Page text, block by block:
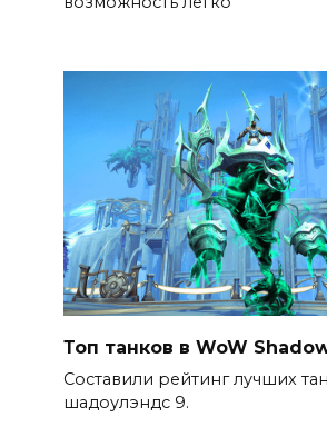
Топ танков в WoW
Составили рейтинг лучших
шадоулэндс 9.